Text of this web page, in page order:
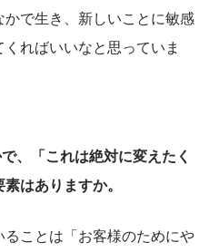
で生き、新しいことに敏感
ればいいなと思っていま
、「これは絶対に変えたく
はありますか。
ることは「お客様のためにや